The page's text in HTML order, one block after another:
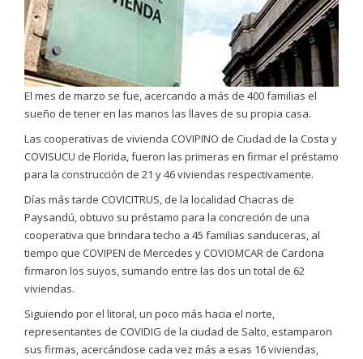
El mes de marzo se fue, acercando a más de 400 familias el
sueño de tener en las manos las llaves de su propia casa.
Las cooperativas de vivienda COVIPINO de Ciudad de la Costa y
COVISUCU de Florida, fueron las primeras en firmar el préstamo
para la construcción de 21 y 46 viviendas respectivamente.
Días más tarde COVICITRUS, de la localidad Chacras de
Paysandú, obtuvo su préstamo para la concreción de una
cooperativa que brindara techo a 45 familias sanduceras, al
tiempo que COVIPEN de Mercedes y COVIOMCAR de Cardona
firmaron los suyos, sumando entre las dos un total de 62
viviendas.
Siguiendo por el litoral, un poco más hacia el norte,
representantes de COVIDIG de la ciudad de Salto, estamparon
sus firmas, acercándose cada vez más a esas 16 viviendas,